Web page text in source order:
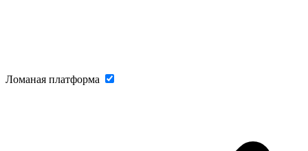
Ломаная платформа